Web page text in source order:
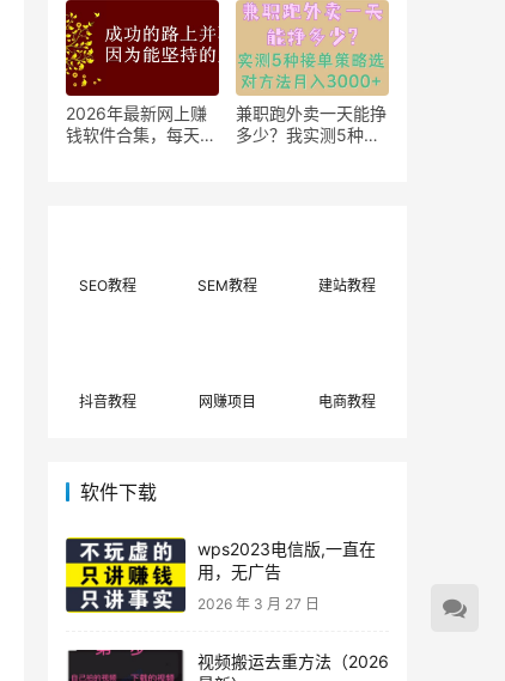
2026年最新网上赚
钱软件合集，每天免
兼职跑外卖一天能挣
多少？我实测5种接
SEO教程 SEM教程 建站教程
抖音教程 网赚项目 电商教程
软件下载
wps2023电信版,一直在
用，无广告
2026 年 3 月 27 日
视频搬运去重方法（2026